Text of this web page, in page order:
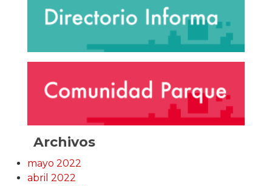
Archivos
mayo 2022
abril 2022